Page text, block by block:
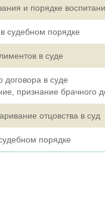
и порядке
судебном порядке
в суде
договора в суде
признание брачного
отцовства в суд
порядке